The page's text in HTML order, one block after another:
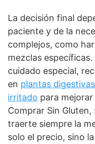
La decisión final
paciente y de la
complejos, como
mezclas
cuidado especial,
en plantas
irritado para
Comprar Sin
traerte siempre la
solo el precio, sino